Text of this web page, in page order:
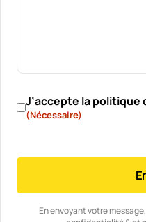
J’accepte la
(Nécessaire)
En envoyant votre